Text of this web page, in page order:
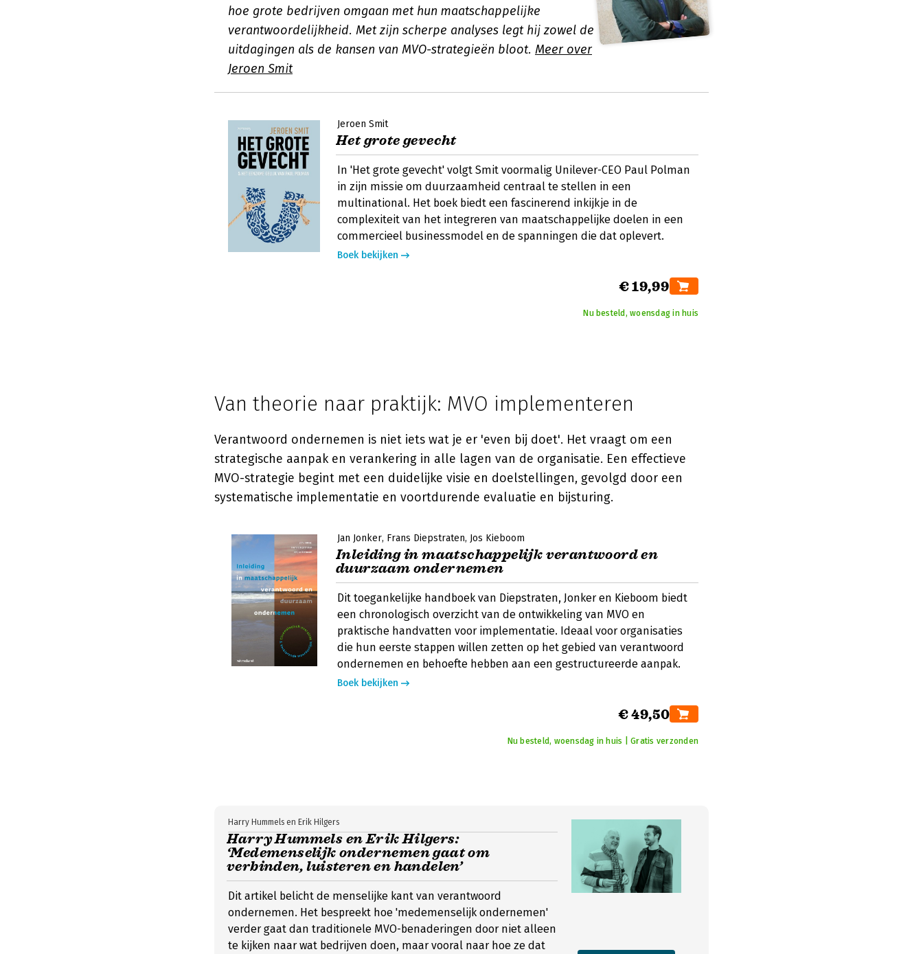
hoe grote bedrijven omgaan met hun maatschappelijke
verantwoordelijkheid. Met zijn scherpe analyses legt hij zowel de
uitdagingen als de kansen van MVO-strategieën bloot. Meer over
Jeroen Smit
Jeroen Smit
Het grote gevecht
In 'Het grote gevecht' volgt Smit voormalig Unilever-CEO Paul Polman
in zijn missie om duurzaamheid centraal te stellen in een
multinational. Het boek biedt een fascinerend inkijkje in de
complexiteit van het integreren van maatschappelijke doelen in een
commercieel businessmodel en de spanningen die dat oplevert.
Boek bekijken
€ 19,99
Nu besteld, woensdag in huis
Van theorie naar praktijk: MVO implementeren
Verantwoord ondernemen is niet iets wat je er 'even bij doet'. Het vraagt om een
strategische aanpak en verankering in alle lagen van de organisatie. Een effectieve
MVO-strategie begint met een duidelijke visie en doelstellingen, gevolgd door een
systematische implementatie en voortdurende evaluatie en bijsturing.
Jan Jonker Frans Diepstraten Jos Kieboom
Inleiding in maatschappelijk verantwoord en
duurzaam ondernemen
Dit toegankelijke handboek van Diepstraten, Jonker en Kieboom biedt
een chronologisch overzicht van de ontwikkeling van MVO en
praktische handvatten voor implementatie. Ideaal voor organisaties
die hun eerste stappen willen zetten op het gebied van verantwoord
ondernemen en behoefte hebben aan een gestructureerde aanpak.
Boek bekijken
€ 49,50
Nu besteld, woensdag in huis | Gratis verzonden
Harry Hummels en Erik Hilgers:
‘Medemenselijk ondernemen gaat om
verbinden, luisteren en handelen’
Harry Hummels en Erik Hilgers
Dit artikel belicht de menselijke kant van verantwoord
ondernemen. Het bespreekt hoe 'medemenselijk ondernemen'
verder gaat dan traditionele MVO-benaderingen door niet alleen
te kijken naar wat bedrijven doen, maar vooral naar hoe ze dat